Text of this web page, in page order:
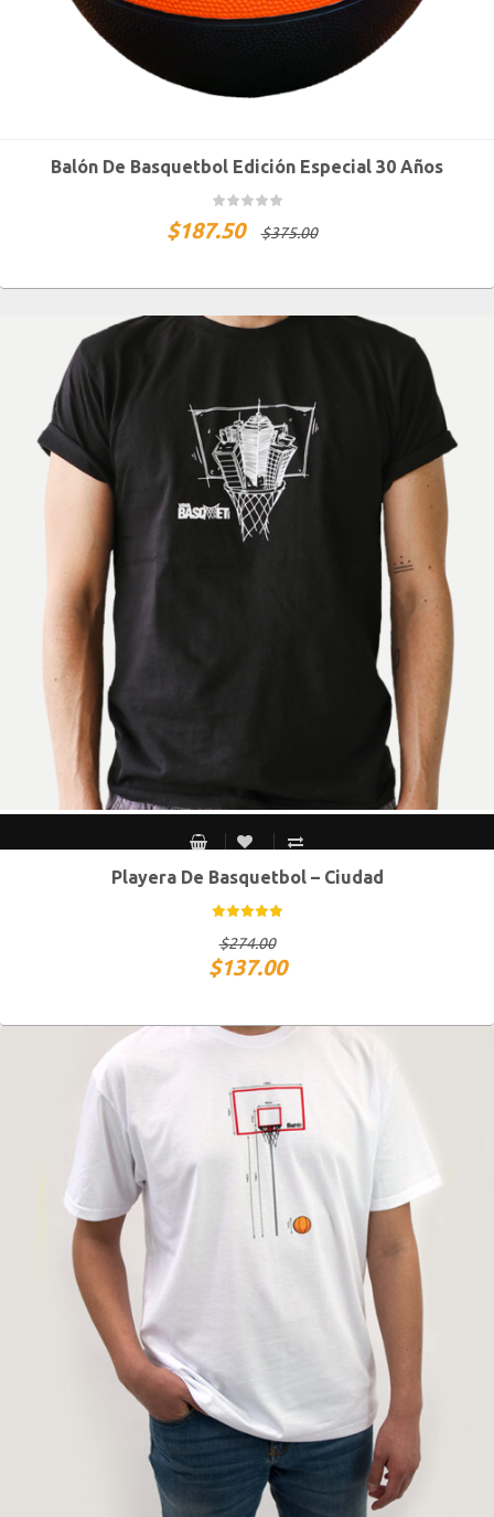
Balón De Basquetbol Edición Especial 30 Años
$375.00
$187.50
CH M G XG
Playera De Basquetbol – Ciudad
$274.00
$137.00